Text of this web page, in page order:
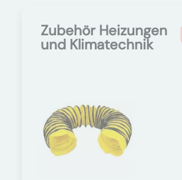
Zubehör Heizungen
und Klimatechnik